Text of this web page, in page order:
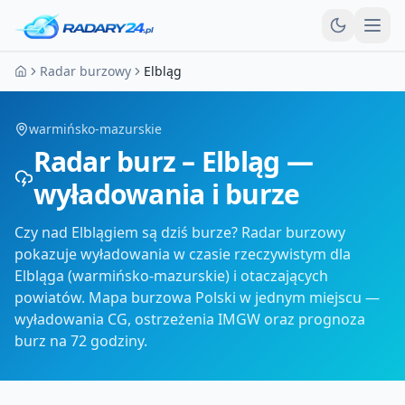
Strona główna
Radar burzowy Elbląg
warmińsko-mazurskie
Radar burz – Elbląg —
wyładowania i burze
Czy nad Elblągiem są dziś burze? Radar burzowy
pokazuje wyładowania w czasie rzeczywistym dla
Elbląga (warmińsko-mazurskie) i otaczających
powiatów. Mapa burzowa Polski w jednym miejscu —
wyładowania CG, ostrzeżenia IMGW oraz prognoza
burz na 72 godziny.